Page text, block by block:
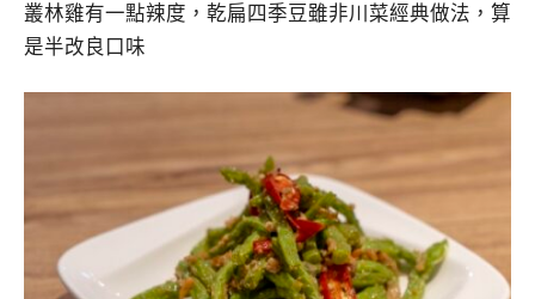
叢林雞有一點辣度，乾扁四季豆雖非川菜經典做法，算
是半改良口味